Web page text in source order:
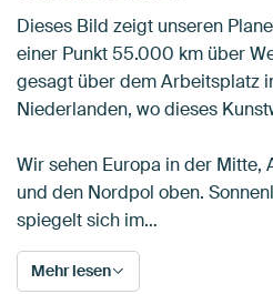
Dieses Bild zeigt unseren
einer Punkt 55.000 km über
gesagt über dem Arbeitsplatz
Niederlanden, wo dieses
Wir sehen Europa in der Mitte,
und den Nordpol oben.
spiegelt sich im…
Mehr lesen